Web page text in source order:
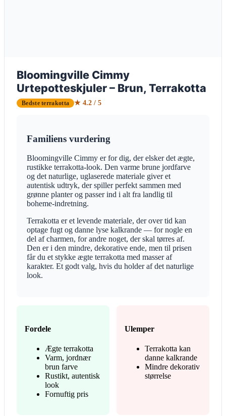
Bloomingville Cimmy
Urtepotteskjuler – Brun, Terrakotta
Bedste terrakotta ★ 4.2 / 5
Familiens vurdering
Bloomingville Cimmy er for dig, der elsker det ægte,
rustikke terrakotta-look. Den varme brune jordfarve
og det naturlige, uglaserede materiale giver et
autentisk udtryk, der spiller perfekt sammen med
grønne planter og passer ind i alt fra landlig til
boheme-indretning.
Terrakotta er et levende materiale, der over tid kan
optage fugt og danne lyse kalkrande — for nogle en
del af charmen, for andre noget, der skal tørres af.
Den er i den mindre, dekorative ende, men til prisen
får du et stykke ægte terrakotta med masser af
karakter. Et godt valg, hvis du holder af det naturlige
look.
Fordele
Ægte terrakotta
Varm, jordnær
brun farve
Rustikt, autentisk
look
Fornuftig pris
Ulemper
Terrakotta kan
danne kalkrande
Mindre dekorativ
størrelse